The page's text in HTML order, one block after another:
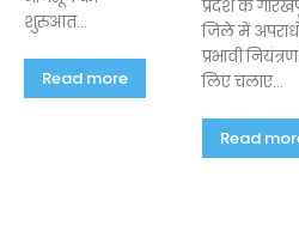
शुरुआत...
Read more
प्रदेश के
जिले में
प्रभावी
लिए चलाए...
Read